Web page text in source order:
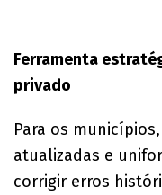
Ferramenta
privado
Para os
atualizadas e
corrigir erros